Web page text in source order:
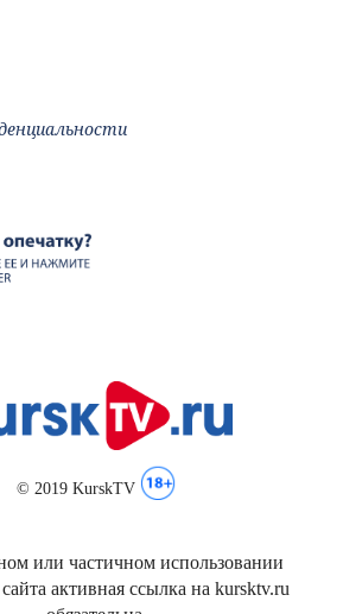
© 2019 KurskTV
или частичном использовании
активная ссылка на kursktv.ru